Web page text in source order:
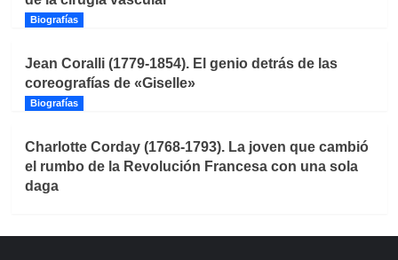
Biografías
Jean Coralli (1779-1854). El genio detrás de las
coreografías de «Giselle»
Biografías
Charlotte Corday (1768-1793). La joven que cambió
el rumbo de la Revolución Francesa con una sola
daga